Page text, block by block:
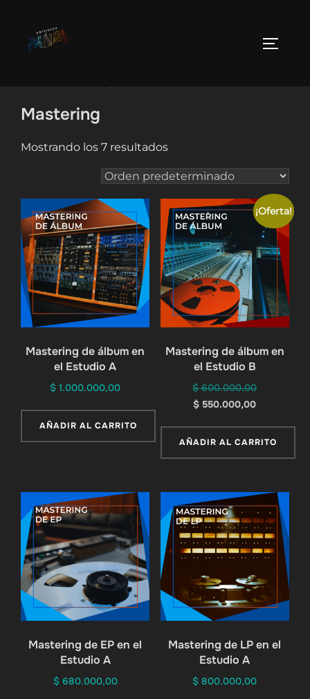
contenido
Mastering
Mostrando los 7 resultados
Mastering de álbum en
el Estudio A
$ 1.000.000,00
AÑADIR AL CARRITO
¡Oferta!
Mastering de álbum en
el Estudio B
$600.000,00El
era:
$ 550.000,00El
actual
AÑADIR AL CARRITO
Mastering de EP en el
Estudio A
$680.000,00
Mastering de LP en el
Estudio A
$ 800.000,00